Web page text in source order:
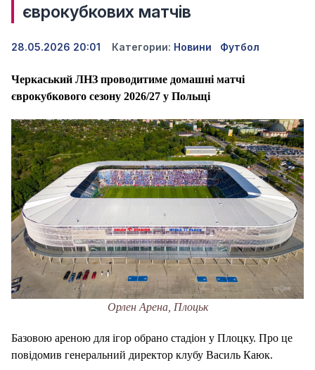
єврокубкових матчів
28.05.2026 20:01 Категории: Новини Футбол
Черкаський ЛНЗ проводитиме домашні матчі
єврокубкового сезону 2026/27 у Польщі
Орлен Арена, Плоцьк
Базовою ареною для ігор обрано стадіон у Плоцку. Про це
повідомив генеральний директор клубу Василь Каюк.